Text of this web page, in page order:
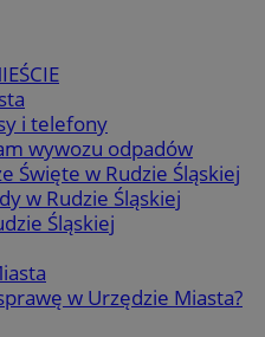
i telefony
wywozu odpadów
Święte w Rudzie Śląskiej
w Rudzie Śląskiej
Śląskiej
w Urzędzie Miasta?